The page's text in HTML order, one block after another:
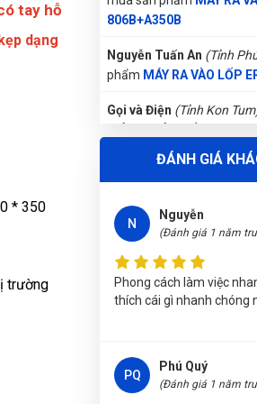
tay hỗ
dạng
* 350
trường
806B+A350B
Nguyễn Tuấn An (Tỉnh
phẩm MÁY RA VÀO LỐP
Gọi và Điện (Tỉnh Kon
Lê Thị Như Hảo (Tỉnh Phú
phẩmMÁY RA VÀO LỐP
Thu Diễm (Tỉnh Thừa
phẩmMÁY RA VÀO LỐP
Trần Lê Quỳnh Như (Tỉnh
sản phẩm MÁY RA VÀO
Võ Thị Thanh Tươi (Tỉnh
ĐÁNH GIÁ
LH
Lark Hoàng
(Đánh giá 1 năm
cách phục vụ tại đây
N
Nguyễn
(Đánh giá 1 năm
Phong cách làm việc
thích cái gì nhanh chóng
PQ
Phú Quý
(Đánh giá 1 năm